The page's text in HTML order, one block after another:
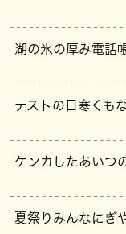
湖の氷の厚み電話
テストの日寒くも
ケンカしたあいつ
夏祭りみんなにぎ